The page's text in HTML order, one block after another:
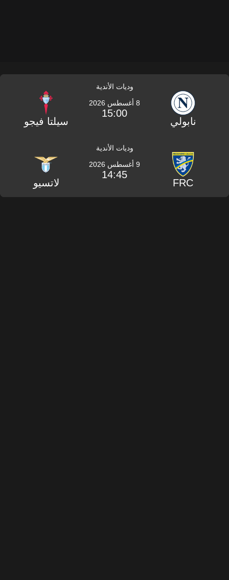
وديات الأندية
سيلتا فيجو
وديات الأندية